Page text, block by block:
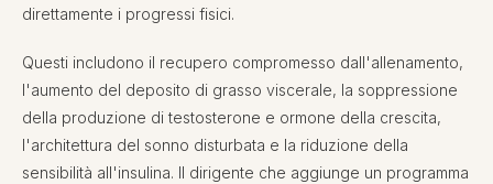
direttamente i progressi fisici.
Questi includono il recupero compromesso dall'allenamento,
l'aumento del deposito di grasso viscerale, la soppressione
della produzione di testosterone e ormone della crescita,
l'architettura del sonno disturbata e la riduzione della
sensibilità all'insulina. Il dirigente che aggiunge un programma